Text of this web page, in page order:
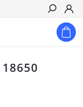
Hledat
18650